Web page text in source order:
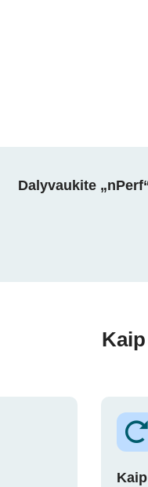
Dalyvaukite